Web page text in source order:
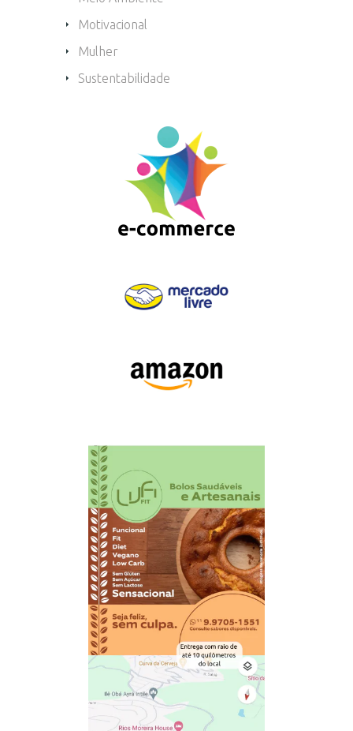
Motivacional
Mulher
Sustentabilidade